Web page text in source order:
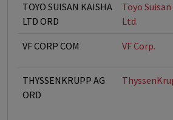
TOYO SUISAN KAISHA
LTD ORD
Toyo
Ltd.
VF CORP COM VF Corp.
THYSSENKRUPP AG
ORD